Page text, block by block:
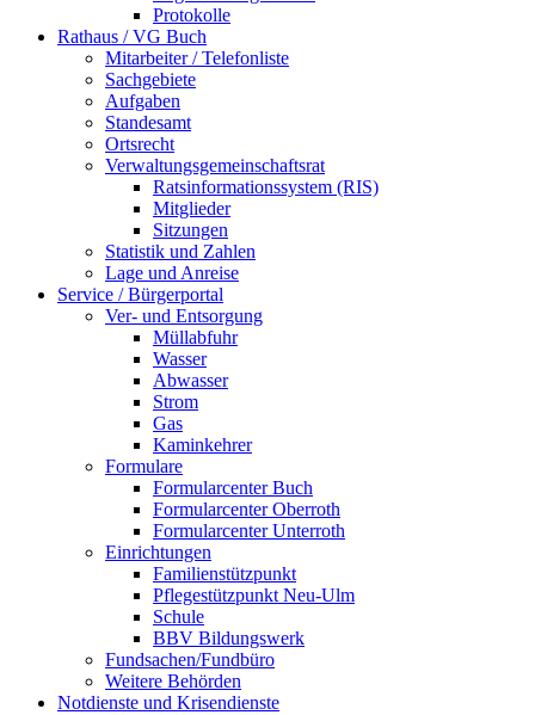
Protokolle
Rathaus / VG Buch
Mitarbeiter / Telefonliste
Sachgebiete
Aufgaben
Standesamt
Ortsrecht
Verwaltungsgemeinschaftsrat
Ratsinformationssystem (RIS)
Mitglieder
Sitzungen
Statistik und Zahlen
Lage und Anreise
Service / Bürgerportal
Ver- und Entsorgung
Müllabfuhr
Wasser
Abwasser
Strom
Gas
Kaminkehrer
Formulare
Formularcenter Buch
Formularcenter Oberroth
Formularcenter Unterroth
Einrichtungen
Familienstützpunkt
Pflegestützpunkt Neu-Ulm
Schule
BBV Bildungswerk
Fundsachen/Fundbüro
Weitere Behörden
Notdienste und Krisendienste